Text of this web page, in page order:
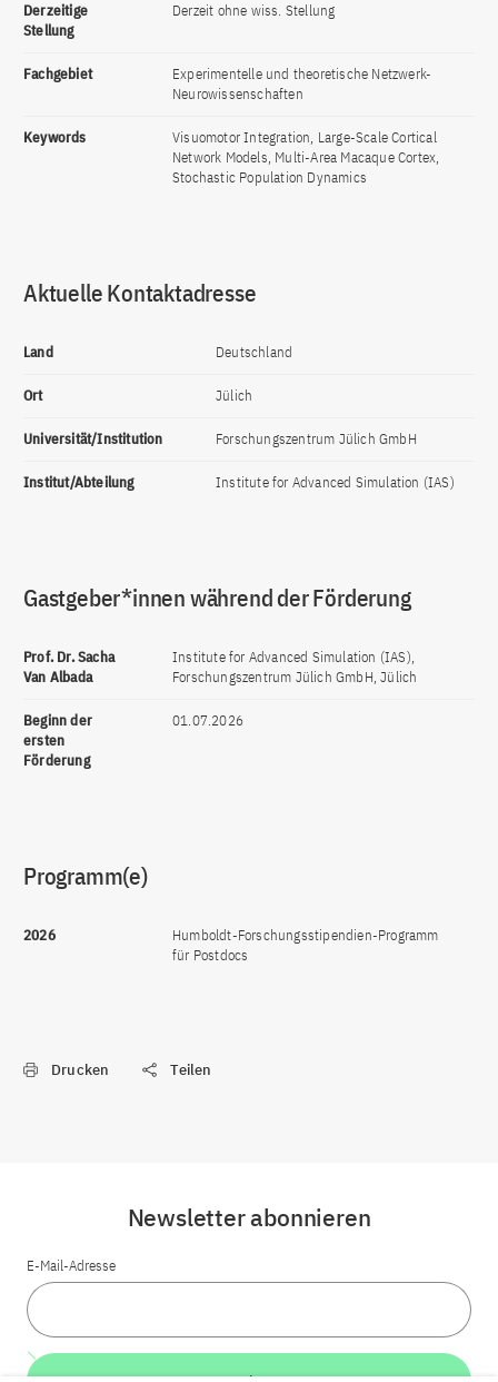
Derzeitige
Stellung
Derzeit ohne wiss. Stellung
Fachgebiet
Experimentelle und theoretische Netzwerk-
Neurowissenschaften
Keywords
Visuomotor Integration, Large-Scale Cortical
Network Models, Multi-Area Macaque Cortex,
Stochastic Population Dynamics
Aktuelle Kontaktadresse
Land Deutschland
Ort Jülich
Universität/Institution Forschungszentrum Jülich GmbH
Institut/Abteilung Institute for Advanced Simulation (IAS)
Gastgeber*innen während der Förderung
Prof. Dr. Sacha
Van Albada
Institute for Advanced Simulation (IAS),
Forschungszentrum Jülich GmbH, Jülich
Beginn der
ersten
Förderung
01.07.2026
Programm(e)
2026
Humboldt-Forschungsstipendien-Programm
für Postdocs
Drucken Teilen
Newsletter abonnieren
E-Mail-Adresse